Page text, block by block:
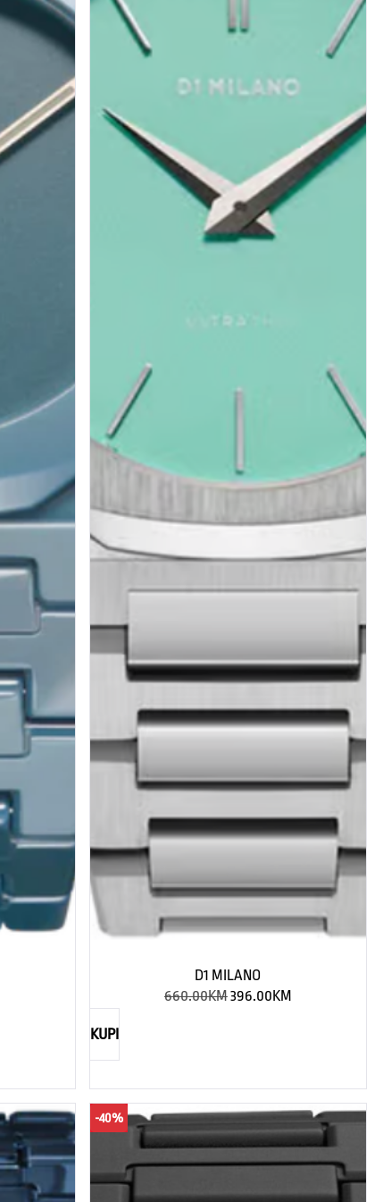
D1 MILANO
660.00KM396.00 KM
KUPI
-40%